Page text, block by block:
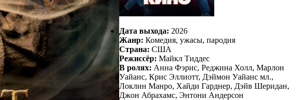
Дата выхода: 2026
Жанр: Комедия, ужасы, пародия
Страна: США
Режиссёр: Майкл Тиддес
В ролях: Анна Фэрис, Реджина Холл, Марлон
Уайанс, Крис Эллиотт, Дэймон Уайанс мл.,
Локлин Манро, Хайди Гарднер, Дэйв Шеридан,
Джон Абрахамс, Энтони Андерсон